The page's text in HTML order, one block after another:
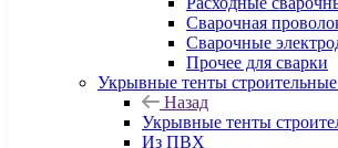
Сварочная
Сварочные
Прочее для сварки
Укрывные тенты строительные
Назад
Укрывные тенты
Из ПВХ